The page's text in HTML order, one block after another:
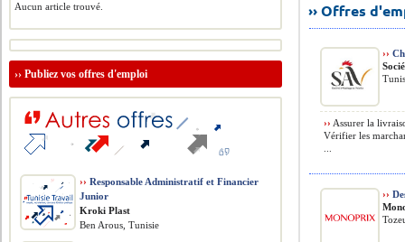
›› Offres
››
›› Assurer la
Vérifier les
››
Aucun article trouvé.
››Publiez vos offres d'emploi
›› Responsable Administratif et Financier
Junior
Kroki Plast
Ben Arous, Tunisie